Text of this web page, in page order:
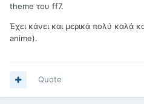
theme του ff7.
Έχει κάνει και μερικά πολύ καλά
anime).
Quote